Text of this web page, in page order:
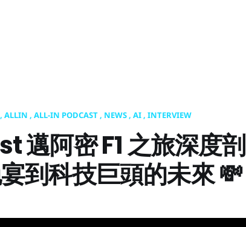
ALLIN ALL-IN PODCAST NEWS AI INTERVIEW
邁阿密 F1 之旅深度剖
到科技巨頭的未來 💸